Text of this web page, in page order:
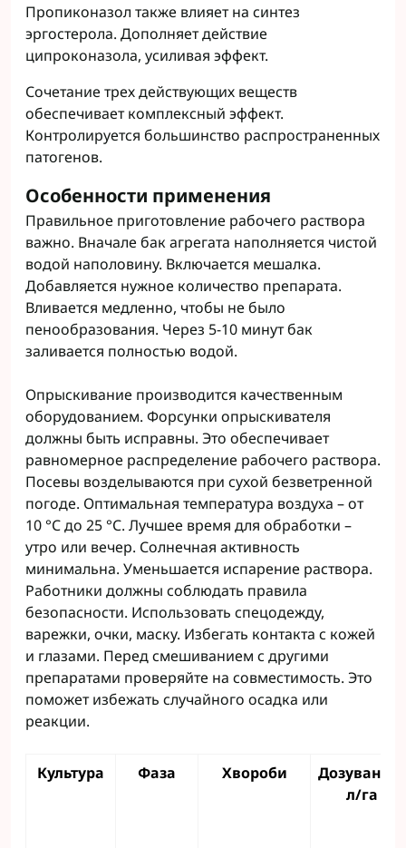
Пропиконазол также влияет на синтез
эргостерола. Дополняет действие
ципроконазола, усиливая эффект.
Сочетание трех действующих веществ
обеспечивает комплексный эффект.
Контролируется большинство распространенных
патогенов.
Особенности применения
Правильное приготовление рабочего раствора
важно. Вначале бак агрегата наполняется чистой
водой наполовину. Включается мешалка.
Добавляется нужное количество препарата.
Вливается медленно, чтобы не было
пенообразования. Через 5-10 минут бак
заливается полностью водой.
Опрыскивание производится качественным
оборудованием. Форсунки опрыскивателя
должны быть исправны. Это обеспечивает
равномерное распределение рабочего раствора.
Посевы возделываются при сухой безветренной
погоде. Оптимальная температура воздуха – от
10 °C до 25 °C. Лучшее время для обработки –
утро или вечер. Солнечная активность
минимальна. Уменьшается испарение раствора.
Работники должны соблюдать правила
безопасности. Использовать спецодежду,
варежки, очки, маску. Избегать контакта с кожей
и глазами. Перед смешиванием с другими
препаратами проверяйте на совместимость. Это
поможет избежать случайного осадка или
реакции.
Культура Фаза Хвороби
Дозування,
л/га